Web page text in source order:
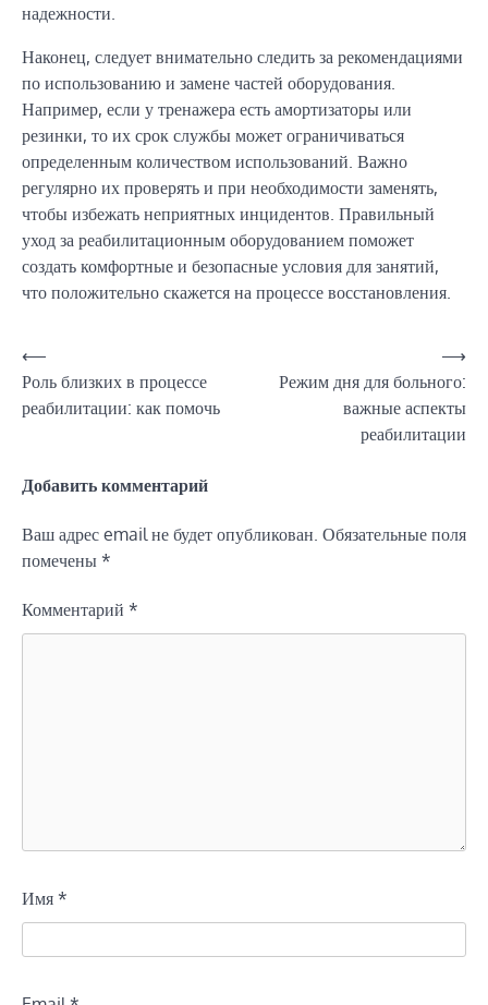
надежности.
Наконец, следует внимательно следить за рекомендациями
по использованию и замене частей оборудования.
Например, если у тренажера есть амортизаторы или
резинки, то их срок службы может ограничиваться
определенным количеством использований. Важно
регулярно их проверять и при необходимости заменять,
чтобы избежать неприятных инцидентов. Правильный
уход за реабилитационным оборудованием поможет
создать комфортные и безопасные условия для занятий,
что положительно скажется на процессе восстановления.
Навигация
по
записям
⟵
Роль близких в процессе
реабилитации: как помочь
Режим дня для больного:
важные аспекты
реабилитации
⟶
Добавить комментарий
Ваш адрес email не будет опубликован. Обязательные поля
помечены *
Комментарий *
Имя *